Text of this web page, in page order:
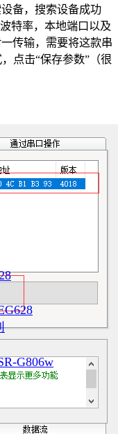
G806w
备，搜索设备成功
特率，本地端口以及
传输，需要将这款串
点击“保存参数”（很